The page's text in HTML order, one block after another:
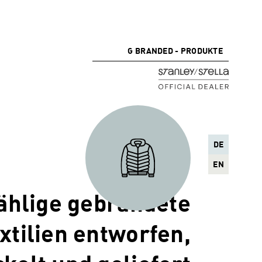
DE
EN
G BRANDED - PRODUKTE
gebrandete
entworfen,